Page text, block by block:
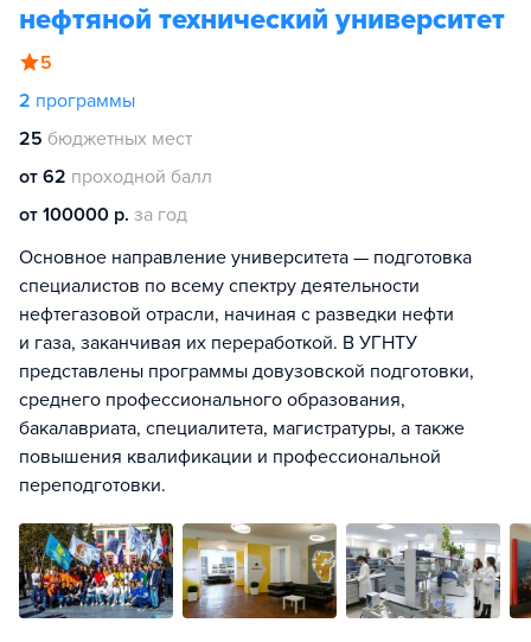
нефтяной технический университет
5
2 программы
25 бюджетных мест
от 62 проходной балл
от 100000 р. за год
Основное направление университета — подготовка
специалистов по всему спектру деятельности
нефтегазовой отрасли, начиная с разведки нефти
и газа, заканчивая их переработкой. В УГНТУ
представлены программы довузовской подготовки,
среднего профессионального образования,
бакалавриата, специалитета, магистратуры, а также
повышения квалификации и профессиональной
переподготовки.